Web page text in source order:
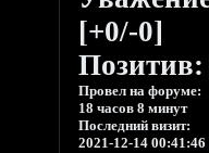
[+0/-0]
Позитив:
Провел на форуме:
18 часов 8 минут
Последний визит:
2021-12-14 00:41:46